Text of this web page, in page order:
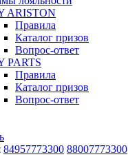
ARISTON
Правила
Каталог призов
Вопрос-ответ
PARTS
Правила
Каталог призов
Вопрос-ответ
84957773300 88007773300